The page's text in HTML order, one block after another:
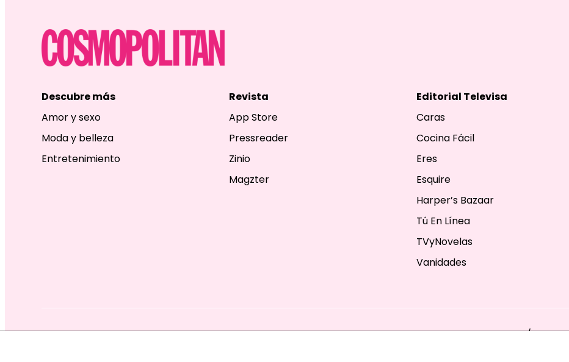
Descubre más
Amor y sexo
Moda y belleza
Entretenimiento
Revista
App Store
Pressreader
Zinio
Magzter
Editorial Televisa
Caras
Cocina Fácil
Eres
Esquire
Harper’s Bazaar
Tú En Línea
TVyNovelas
Vanidades
EDITORIAL TELEVISA S.A. DE C.V. TODOS LOS DERECHOS RESERVADOS. TBG - EDITORIAL TELEVISA - LIFESTYLES - BEAUTY / FASHION